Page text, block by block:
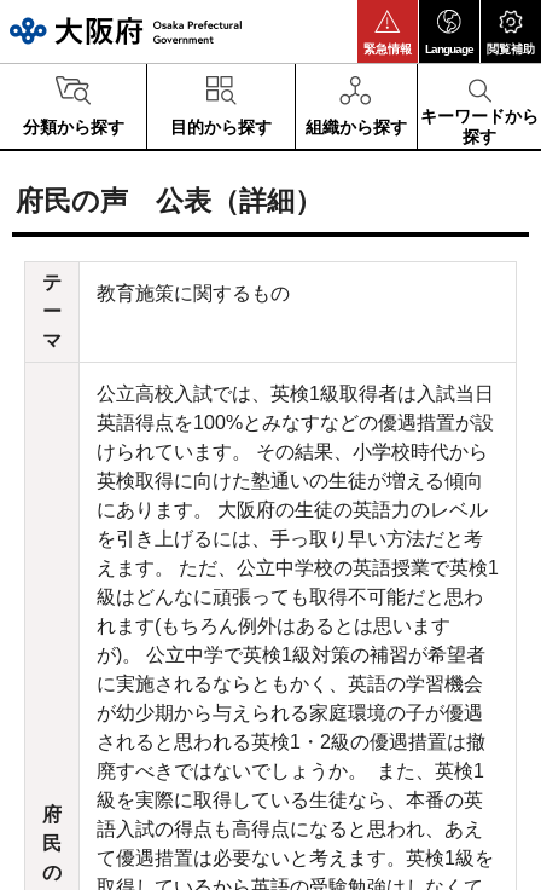
緊急情報 Language 閲覧補助
分類から探す 目的から探す 組織から探す
キーワードから
探す
府民の声 公表（詳細）
テ
ー
マ
教育施策に関するもの
府
民
の
公立高校入試では、英検1級取得者は入試当日
英語得点を100%とみなすなどの優遇措置が設
けられています。 その結果、小学校時代から
英検取得に向けた塾通いの生徒が増える傾向
にあります。 大阪府の生徒の英語力のレベル
を引き上げるには、手っ取り早い方法だと考
えます。 ただ、公立中学校の英語授業で英検1
級はどんなに頑張っても取得不可能だと思わ
れます(もちろん例外はあるとは思います
が)。 公立中学で英検1級対策の補習が希望者
に実施されるならともかく、英語の学習機会
が幼少期から与えられる家庭環境の子が優遇
されると思われる英検1・2級の優遇措置は撤
廃すべきではないでしょうか。 また、英検1
級を実際に取得している生徒なら、本番の英
語入試の得点も高得点になると思われ、あえ
て優遇措置は必要ないと考えます。英検1級を